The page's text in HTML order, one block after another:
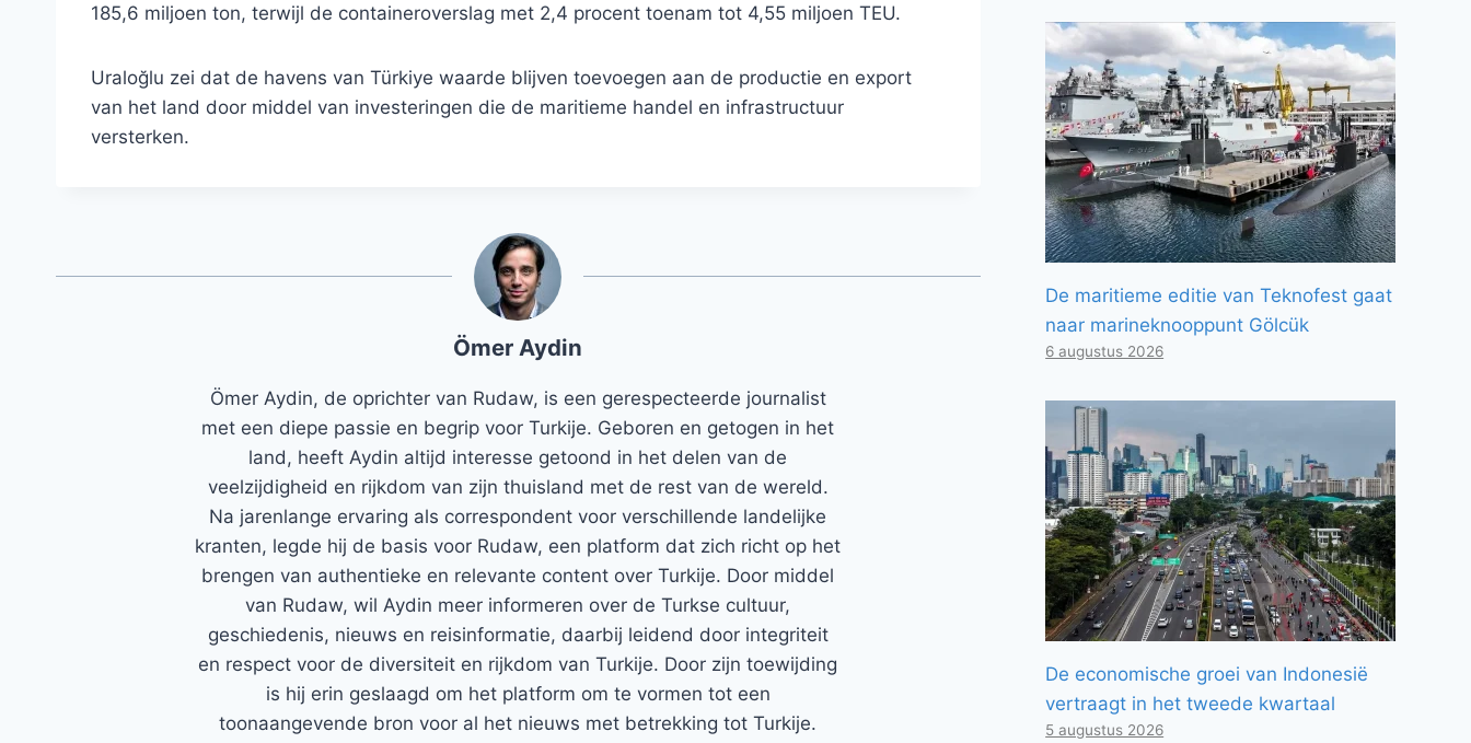
185,6 miljoen ton, terwijl de containeroverslag met 2,4 procent toenam tot 4,55 miljoen TEU.
Uraloğlu zei dat de havens van Türkiye waarde blijven toevoegen aan de productie en export
van het land door middel van investeringen die de maritieme handel en infrastructuur
versterken.
Ömer Aydin
Ömer Aydin, de oprichter van Rudaw, is een gerespecteerde journalist
met een diepe passie en begrip voor Turkije. Geboren en getogen in het
land, heeft Aydin altijd interesse getoond in het delen van de
veelzijdigheid en rijkdom van zijn thuisland met de rest van de wereld.
Na jarenlange ervaring als correspondent voor verschillende landelijke
kranten, legde hij de basis voor Rudaw, een platform dat zich richt op het
brengen van authentieke en relevante content over Turkije. Door middel
van Rudaw, wil Aydin meer informeren over de Turkse cultuur,
geschiedenis, nieuws en reisinformatie, daarbij leidend door integriteit
en respect voor de diversiteit en rijkdom van Turkije. Door zijn toewijding
is hij erin geslaagd om het platform om te vormen tot een
toonaangevende bron voor al het nieuws met betrekking tot Turkije.
De maritieme editie van Teknofest gaat
naar marineknooppunt Gölcük
6 augustus 2026
De economische groei van Indonesië
vertraagt ​​in het tweede kwartaal
5 augustus 2026